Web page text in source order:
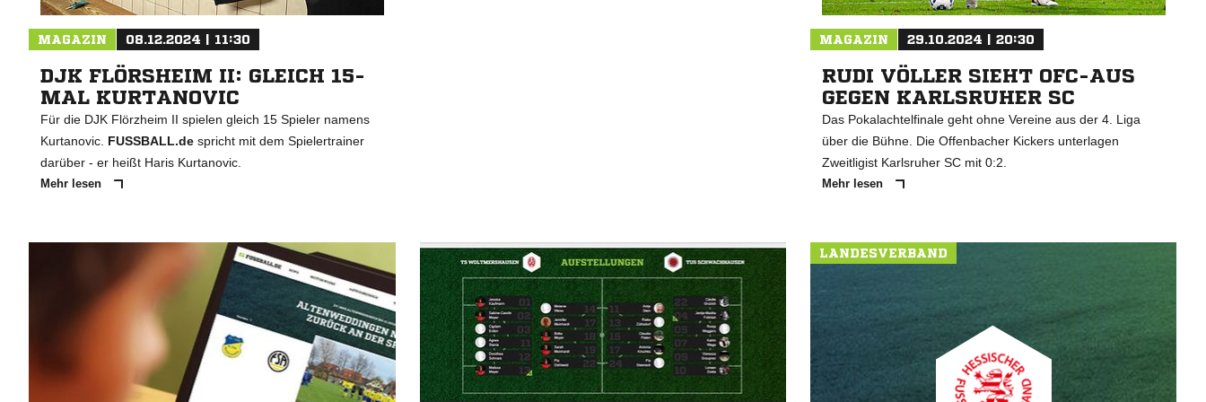
MAGAZIN 08.12.2024 | 11:30
DJK FLÖRSHEIM II: GLEICH 15-
MAL KURTANOVIC
Für die DJK Flörzheim II spielen gleich 15 Spieler namens
Kurtanovic. FUSSBALL.de spricht mit dem Spielertrainer
darüber - er heißt Haris Kurtanovic.
Mehr lesen
MAGAZIN 29.10.2024 | 20:30
RUDI VÖLLER SIEHT OFC-AUS
GEGEN KARLSRUHER SC
Das Pokalachtelfinale geht ohne Vereine aus der 4. Liga
über die Bühne. Die Offenbacher Kickers unterlagen
Zweitligist Karlsruher SC mit 0:2.
Mehr lesen
LANDESVERBAND